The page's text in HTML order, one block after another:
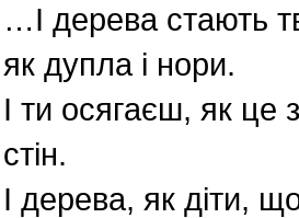
…І дерева стають
як дупла і нори.
І ти осягаєш, як це
стін.
І дерева, як діти,